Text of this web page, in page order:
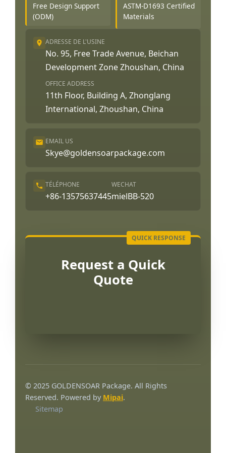
Free Design Support
(ODM)
ASTM-D1693 Certified
Materials
ADRESSE DE L'USINE
No. 95, Free Trade Avenue, Beichan
Development Zone Zhoushan, China
OFFICE ADDRESS
11th Floor, Building A, Zhonglang
International, Zhoushan, China
EMAIL US
Skye@goldensoarpackage.com
TÉLÉPHONE
+86-13575637445
WECHAT
mielBB-520
Request a Quick
Quote
© 2025 GOLDENSOAR Package. All Rights
Reserved. Powered by Mipai.
Sitemap